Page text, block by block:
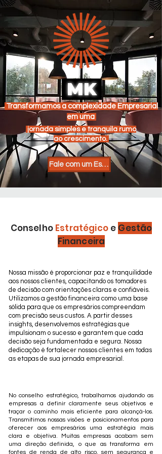
MK
Transformamos a complexidade Empresarial
em uma
jornada simples e tranquila rumo
ao crescimento.
Fale com um Especialista
Conselho Estratégicoe Gestão
Financeira
Nossa missão é proporcionar paz e tranquilidade
aos nossos clientes, capacitando os tomadores
de decisão com orientações claras e confiáveis.
Utilizamos a gestão financeira como uma base
sólida para que os empresários compreendam
com precisão seus custos. A partir desses
insights, desenvolvemos estratégias que
impulsionam o sucesso e garantem que cada
decisão seja fundamentada e segura. Nossa
dedicação é fortalecer nossos clientes em todas
as etapas de sua jornada empresarial.
No conselho estratégico, trabalhamos ajudando as
empresas a definir claramente seus objetivos e
traçar o caminho mais eficiente para alcançá-los.
Transmitimos nossas visões e posicionamentos para
oferecer aos empresários uma estratégia mais
clara e objetiva. Muitas empresas acabam sem
uma direção definida, o que as transforma em
fontes de renda de alto risco, sem segurança e